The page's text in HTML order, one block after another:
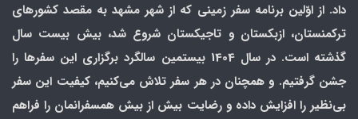
داد. از اوّلین برنامه سفر زمینی که از شهر مشهد به مقصد کشورهای
ترکمنستان، ازبکستان و تاجیکستان شروع شد، بیش بیست سال
گذشته است. در سال 1404 بیستمین سالگرد برگزاری این سفرها را
جشن گرفتیم. و همچنان در هر سفر تلاش می‌کنیم، کیفیت این سفر
بی‌نظیر را افزایش داده و رضایت بیش از بیش همسفرانمان را فراهم